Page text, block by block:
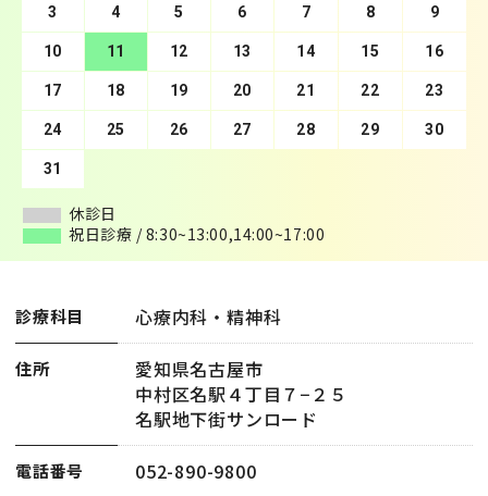
3 4 5 6 7 8 9
10 11 12 13 14 15 16
17 18 19 20 21 22 23
24 25 26 27 28 29 30
31
休診日
祝日診療 / 8:30~13:00,14:00~17:00
7 8 9 10 11 12 13
14 15 16 17 18 19 20
21 22 23 24 25 26 27
28 29 30
休診日
祝日診療 / 8:30~13:00,14:00~17:00
診療科目 心療内科・精神科
住所
愛知県名古屋市
中村区名駅４丁目７−２５
名駅地下街サンロード
電話番号 052-890-9800